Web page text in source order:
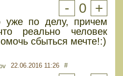
- 0 +
уже по делу, причем
реально человек
сбыться мечте!:)
22.06.2016 11:26 #